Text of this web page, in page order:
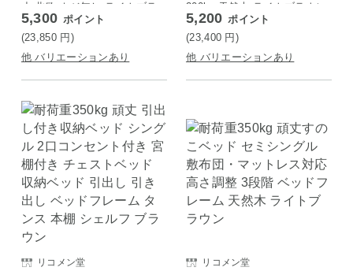
丈 北欧 ネジ無し ライトブラ
ウン
5,300 ポイント
(23,850 円 )
他 バリエーションあり
200kg 天然木 ライトブラウン
5,200 ポイント
(23,400 円 )
他 バリエーションあり
リコメン堂 リコメン堂